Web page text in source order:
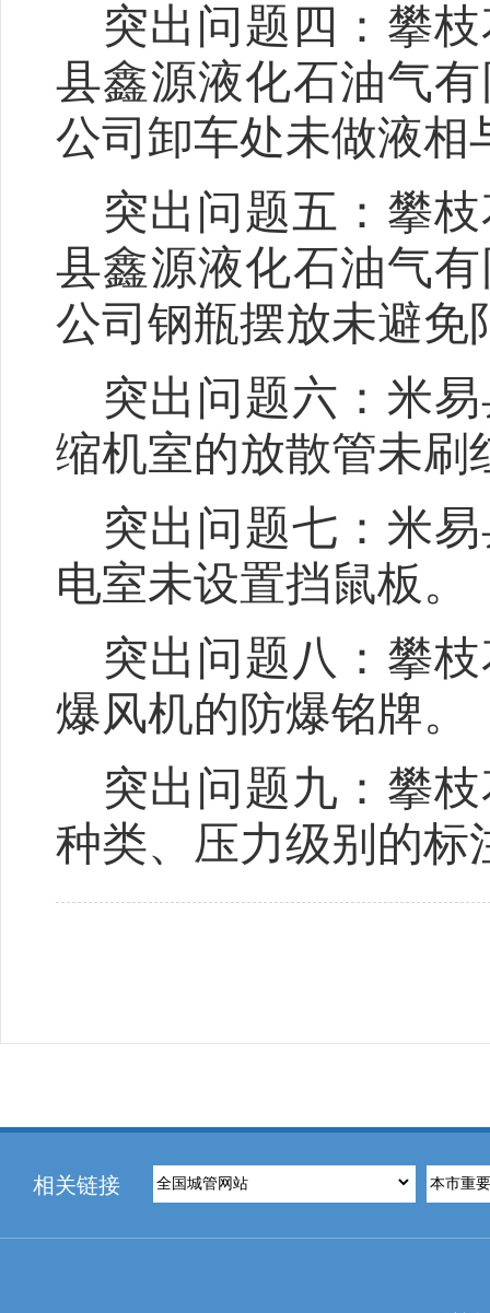
突出问题四： 攀
县鑫源液化石油气
公司 卸车处未做液相
突出问题五： 攀
县鑫源液化石油气
公司 钢瓶摆放未避免
突出问题六： 米
缩机室的放散管未刷
突出问题七： 米
电室未设置挡鼠板。
突出问题八： 攀
爆风机的防爆铭牌。
突出问题九 ： 攀
种类、压力级别的标
相关链接